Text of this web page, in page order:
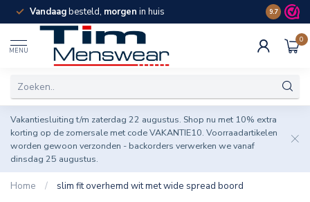
Vandaagbesteld, morgen in huis Spaar
9.7
MENU
0
Vakantiesluiting t/m zaterdag 22 augustus. Shop nu met 10% extra
korting op de zomersale met code VAKANTIE10. Voorraadartikelen
worden gewoon verzonden - backorders verwerken we vanaf
dinsdag 25 augustus.
Home / slim fit overhemd wit met wide spread boord